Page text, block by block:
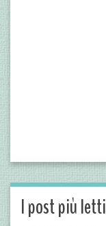
I post più letti